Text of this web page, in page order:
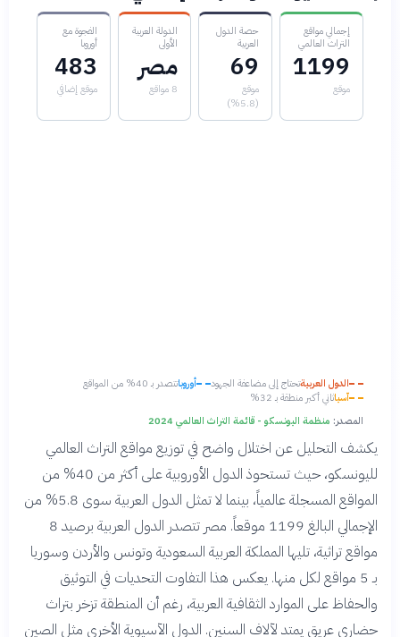
إجمالي مواقع
التراث العالمي
1199
موقع
حصة الدول
العربية
69
موقع
(5.8%)
الدولة العربية
الأولى
مصر
8 مواقع
الفجوة مع
أوروبا
483
موقع إضافي
الدول العربيةتحتاج إلى مضاعفة الجهود أوروباتتصدر بـ 40% من المواقع
آسياثاني أكبر منطقة بـ 32%
المصدر: منظمة اليونسكو - قائمة التراث العالمي 2024
يكشف التحليل عن اختلال واضح في توزيع مواقع التراث العالمي
لليونسكو، حيث تستحوذ الدول الأوروبية على أكثر من 40% من
المواقع المسجلة عالمياً، بينما لا تمثل الدول العربية سوى 5.8% من
الإجمالي البالغ 1199 موقعاً. مصر تتصدر الدول العربية برصيد 8
مواقع تراثية، تليها المملكة العربية السعودية وتونس والأردن وسوريا
بـ 5 مواقع لكل منها. يعكس هذا التفاوت التحديات في التوثيق
والحفاظ على الموارد الثقافية العربية، رغم أن المنطقة تزخر بتراث
حضاري عريق يمتد لآلاف السنين. الدول الآسيوية الأخرى مثل الصين